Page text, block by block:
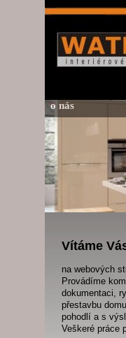
o nás
Vítáme
na webových
Provádíme
dokumentaci,
přestavbu
pohodlí a s
Veškeré práce